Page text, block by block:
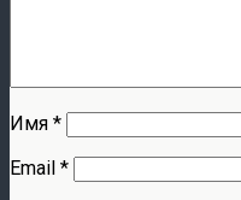
Имя *
Email *